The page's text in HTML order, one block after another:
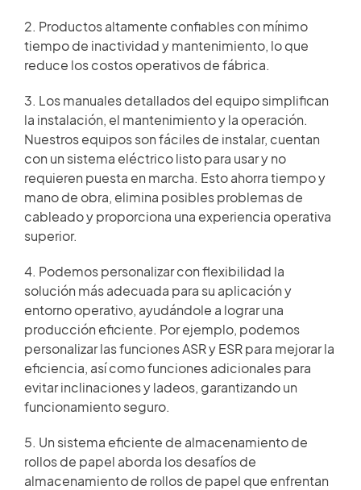
CONTÁCTENOS
2. Productos altamente confiables con mínimo
tiempo de inactividad y mantenimiento, lo que
reduce los costos operativos de fábrica.
3. Los manuales detallados del equipo simplifican
la instalación, el mantenimiento y la operación.
Nuestros equipos son fáciles de instalar, cuentan
con un sistema eléctrico listo para usar y no
requieren puesta en marcha. Esto ahorra tiempo y
mano de obra, elimina posibles problemas de
cableado y proporciona una experiencia operativa
superior.
4. Podemos personalizar con flexibilidad la
solución más adecuada para su aplicación y
entorno operativo, ayudándole a lograr una
producción eficiente. Por ejemplo, podemos
personalizar las funciones ASR y ESR para mejorar la
eficiencia, así como funciones adicionales para
evitar inclinaciones y ladeos, garantizando un
funcionamiento seguro.
5. Un sistema eficiente de almacenamiento de
rollos de papel aborda los desafíos de
almacenamiento de rollos de papel que enfrentan